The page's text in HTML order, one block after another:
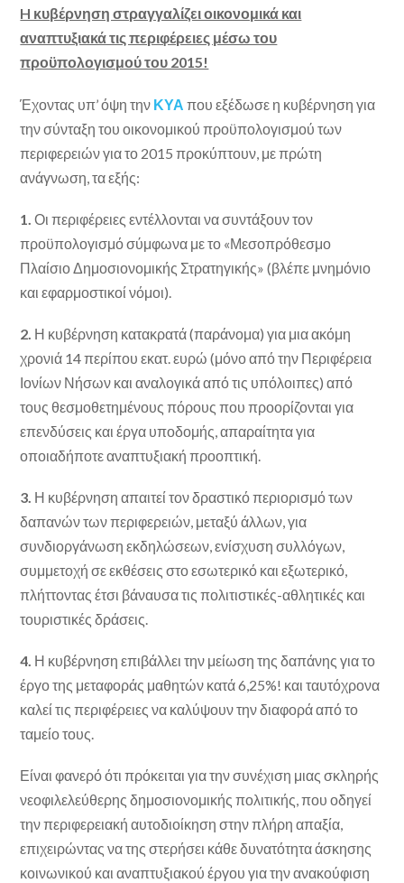
H κυβέρνηση στραγγαλίζει οικονομικά και
αναπτυξιακά τις περιφέρειες μέσω του
προϋπολογισμού του 2015!
Έχοντας υπ’ όψη την ΚΥΑ που εξέδωσε η κυβέρνηση για
την σύνταξη του οικονομικού προϋπολογισμού των
περιφερειών για το 2015 προκύπτουν, με πρώτη
ανάγνωση, τα εξής:
1. Οι περιφέρειες εντέλλονται να συντάξουν τον
προϋπολογισμό σύμφωνα με το «Μεσοπρόθεσμο
Πλαίσιο Δημοσιονομικής Στρατηγικής» (βλέπε μνημόνιο
και εφαρμοστικοί νόμοι).
2. Η κυβέρνηση κατακρατά (παράνομα) για μια ακόμη
χρονιά 14 περίπου εκατ. ευρώ (μόνο από την Περιφέρεια
Ιονίων Νήσων και αναλογικά από τις υπόλοιπες) από
τους θεσμοθετημένους πόρους που προορίζονται για
επενδύσεις και έργα υποδομής, απαραίτητα για
οποιαδήποτε αναπτυξιακή προοπτική.
3. Η κυβέρνηση απαιτεί τον δραστικό περιορισμό των
δαπανών των περιφερειών, μεταξύ άλλων, για
συνδιοργάνωση εκδηλώσεων, ενίσχυση συλλόγων,
συμμετοχή σε εκθέσεις στο εσωτερικό και εξωτερικό,
πλήττοντας έτσι βάναυσα τις πολιτιστικές-αθλητικές και
τουριστικές δράσεις.
4. Η κυβέρνηση επιβάλλει την μείωση της δαπάνης για το
έργο της μεταφοράς μαθητών κατά 6,25%! και ταυτόχρονα
καλεί τις περιφέρειες να καλύψουν την διαφορά από το
ταμείο τους.
Είναι φανερό ότι πρόκειται για την συνέχιση μιας σκληρής
νεοφιλελεύθερης δημοσιονομικής πολιτικής, που οδηγεί
την περιφερειακή αυτοδιοίκηση στην πλήρη απαξία,
επιχειρώντας να της στερήσει κάθε δυνατότητα άσκησης
κοινωνικού και αναπτυξιακού έργου για την ανακούφιση